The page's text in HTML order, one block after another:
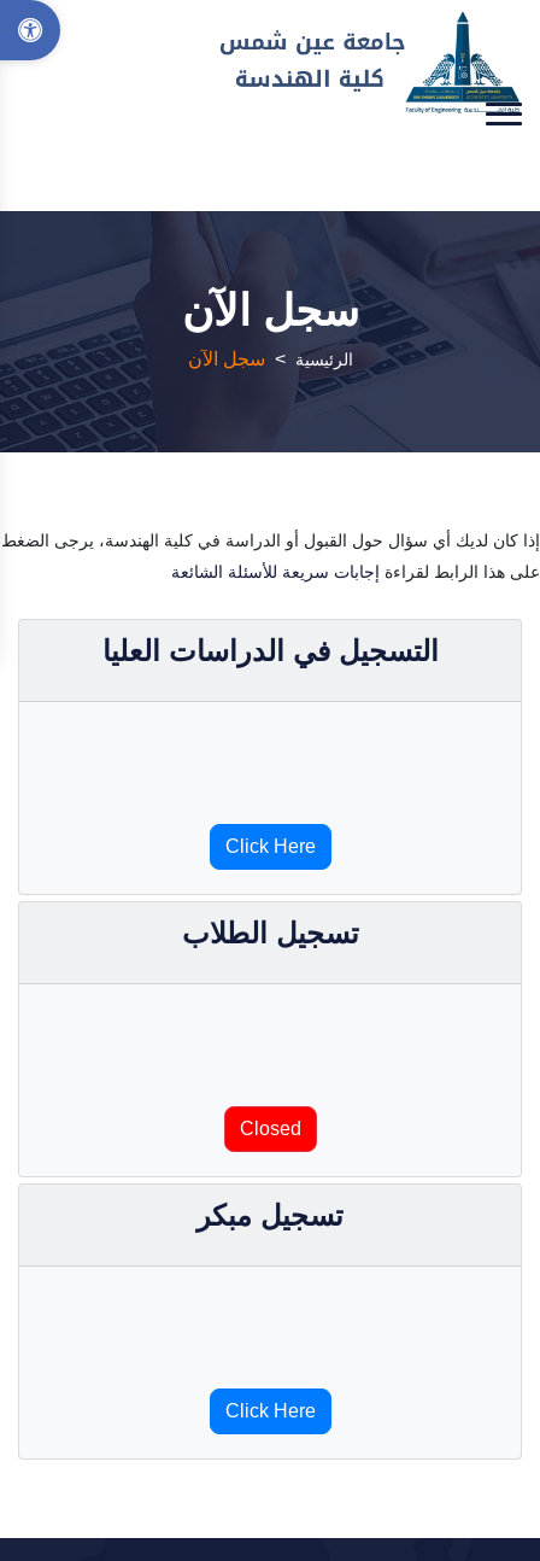
سجل الآن
الرئيسية > سجل الآن
إذا كان لديك أي سؤال حول القبول أو الدراسة في كلية الهندسة، يرجى الضغط
على هذا الرابط لقراءة إجابات سريعة للأسئلة الشائعة
التسجيل في الدراسات العليا
Click Here
تسجيل الطلاب
Closed
تسجيل مبكر
Click Here